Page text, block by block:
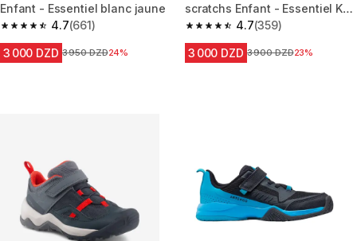
Enfant - Essentiel blanc jaune
4.7
4.7 out of 5 stars from 661 reviews
(661)
3 000 DZD Prix avant la réduction
3 950 DZD24%
scratchs Enfant - Essentiel KD
blanc jaune
4.7
4.7 out of 5 stars from 359
(359)
3 000 DZD Prix avant la réduction
3 900 DZD23%